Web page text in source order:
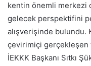
kentin önemli merkezi
gelecek perspektifini
alışverişinde bulundu.
çevirimiçi gerçekleşen
İEKKK Başkanı Sıtkı